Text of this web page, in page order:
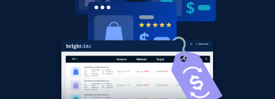
375+ Commencer
Amazon products global dataset -